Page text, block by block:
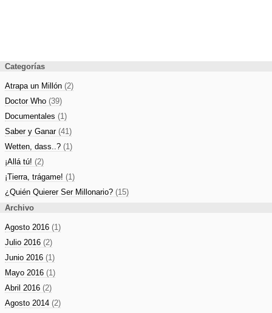
Categorías
Atrapa un Millón (2)
Doctor Who (39)
Documentales (1)
Saber y Ganar (41)
Wetten, dass..? (1)
¡Allá tú! (2)
¡Tierra, trágame! (1)
¿Quién Quierer Ser Millonario? (15)
Archivo
Agosto 2016 (1)
Julio 2016 (2)
Junio 2016 (1)
Mayo 2016 (1)
Abril 2016 (2)
Agosto 2014 (2)